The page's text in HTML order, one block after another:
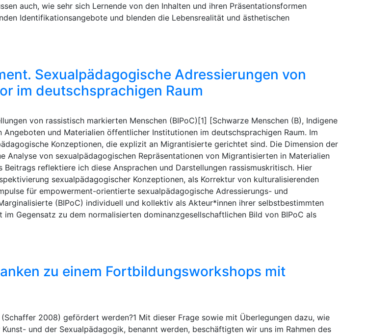
auch, wie sehr sich Lernende von den Inhalten und ihren Präsentationsformen
Identifikationsangebote und blenden die Lebensrealität und ästhetischen
Sexualpädagogische Adressierungen von
im deutschsprachigen Raum
von rassistisch markierten Menschen (BIPoC)[1] [Schwarze Menschen (B), Indigene
und Materialien öffentlicher Institutionen im deutschsprachigen Raum. Im
Konzeptionen, die explizit an Migrantisierte gerichtet sind. Die Dimension der
von sexualpädagogischen Repräsentationen von Migrantisierten in Materialien
reflektiere ich diese Ansprachen und Darstellungen rassismuskritisch. Hier
sexualpädagogischer Konzeptionen, als Korrektur von kulturalisierenden
für empowerment-orientierte sexualpädagogische Adressierungs- und
(BIPoC) individuell und kollektiv als Akteur*innen ihrer selbstbestimmten
Gegensatz zu dem normalisierten dominanzgesellschaftlichen Bild von BIPoC als
zu einem Fortbildungsworkshops mit
2008) gefördert werden?1 Mit dieser Frage sowie mit Überlegungen dazu, wie
und der Sexualpädagogik, benannt werden, beschäftigten wir uns im Rahmen des